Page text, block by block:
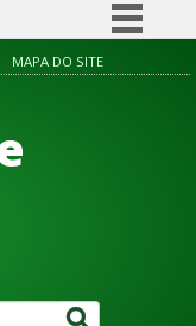
Simplifique!
à informação
MAPA DO SITE